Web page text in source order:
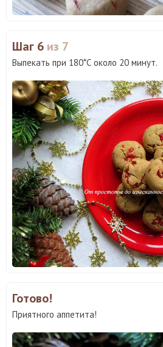
Шаг 6 из 7
Выпекать при 180*С около 20 минут.
Готово!
Приятного аппетита!